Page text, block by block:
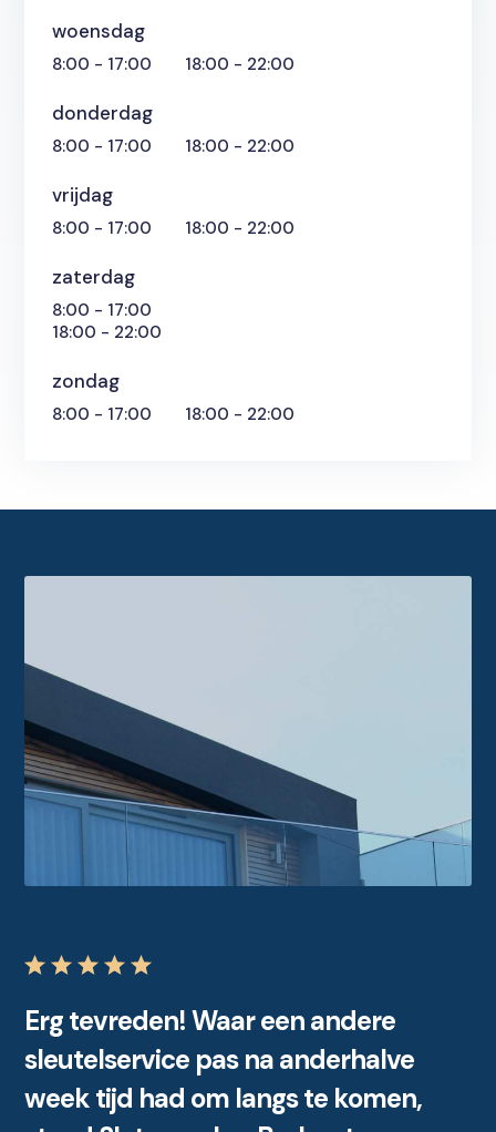
woensdag
8:00 - 17:00 18:00 - 22:00
donderdag
8:00 - 17:00 18:00 - 22:00
vrijdag
8:00 - 17:00 18:00 - 22:00
zaterdag
8:00 - 17:00
18:00 - 22:00
zondag
8:00 - 17:00 18:00 - 22:00
Erg tevreden! Waar een andere
sleutelservice pas na anderhalve
week tijd had om langs te komen,